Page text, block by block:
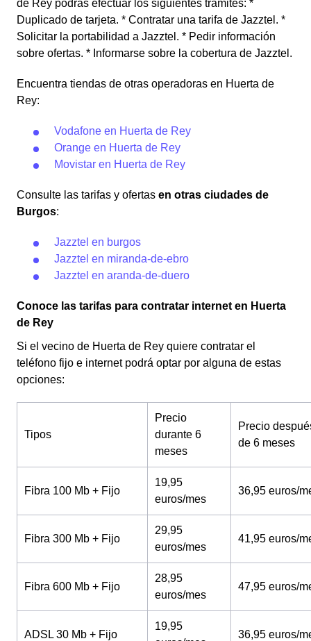
de Rey podrás efectuar los siguientes trámites: *
Duplicado de tarjeta. * Contratar una tarifa de Jazztel. *
Solicitar la portabilidad a Jazztel. * Pedir información
sobre ofertas. * Informarse sobre la cobertura de Jazztel.
Encuentra tiendas de otras operadoras en Huerta de
Rey:
Vodafone en Huerta de Rey
Orange en Huerta de Rey
Movistar en Huerta de Rey
Consulte las tarifas y ofertas en otras ciudades de
Burgos:
Jazztel en burgos
Jazztel en miranda-de-ebro
Jazztel en aranda-de-duero
Conoce las tarifas para contratar internet en Huerta
de Rey
Si el vecino de Huerta de Rey quiere contratar el
teléfono fijo e internet podrá optar por alguna de estas
opciones:
Tipos
Precio
durante 6
meses
Precio
de 6 meses
Fibra 100 Mb + Fijo
19,95
euros/mes
36,95 euros/
Fibra 300 Mb + Fijo
29,95
euros/mes
41,95 euros/
Fibra 600 Mb + Fijo
28,95
euros/mes
47,95 euros/
ADSL 30 Mb + Fijo
19,95
36,95 euros/